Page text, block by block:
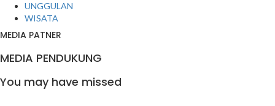
UNGGULAN
WISATA
MEDIA PATNER
MEDIA PENDUKUNG
You may have missed